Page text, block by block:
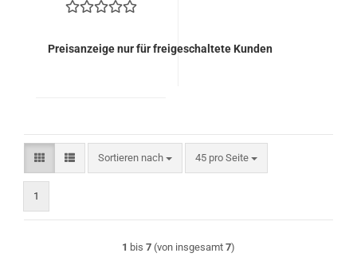
Preisanzeige nur für freigeschaltete Kunden
Sortieren nach
Sortieren nach 45 pro Seite
pro Seite
1
1 bis 7 (von insgesamt 7)